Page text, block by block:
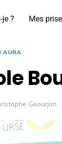
je ? Mes
AURA
Geourjon